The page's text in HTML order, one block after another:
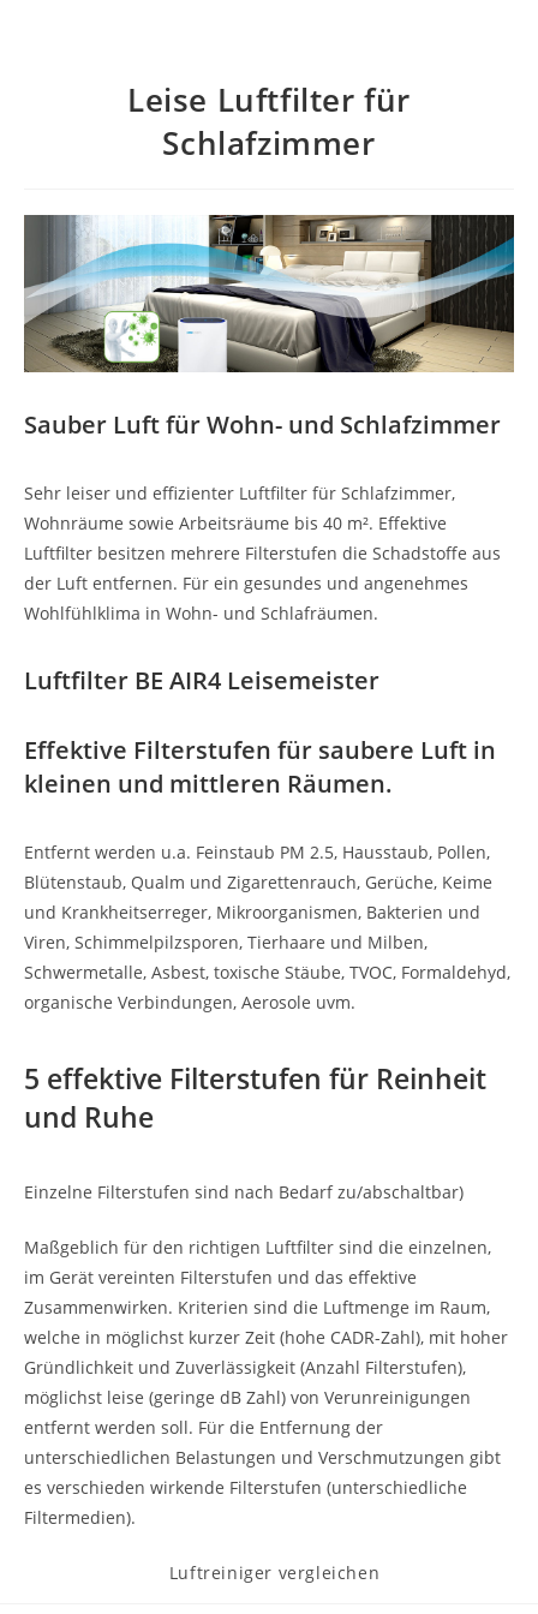
Leise Luftfilter für
Schlafzimmer
Sauber Luft für Wohn- und Schlafzimmer
Sehr leiser und effizienter Luftfilter für Schlafzimmer,
Wohnräume sowie Arbeitsräume bis 40 m². Effektive
Luftfilter besitzen mehrere Filterstufen die Schadstoffe aus
der Luft entfernen. Für ein gesundes und angenehmes
Wohlfühlklima in Wohn- und Schlafräumen.
Luftfilter BE AIR4 Leisemeister
Effektive Filterstufen für saubere Luft in
kleinen und mittleren Räumen.
Entfernt werden u.a. Feinstaub PM 2.5, Hausstaub, Pollen,
Blütenstaub, Qualm und Zigarettenrauch, Gerüche, Keime
und Krankheitserreger, Mikroorganismen, Bakterien und
Viren, Schimmelpilzsporen, Tierhaare und Milben,
Schwermetalle, Asbest, toxische Stäube, TVOC, Formaldehyd,
organische Verbindungen, Aerosole uvm.
5 effektive Filterstufen für Reinheit
und Ruhe
Einzelne Filterstufen sind nach Bedarf zu/abschaltbar)
Maßgeblich für den richtigen Luftfilter sind die einzelnen,
im Gerät vereinten Filterstufen und das effektive
Zusammenwirken. Kriterien sind die Luftmenge im Raum,
welche in möglichst kurzer Zeit (hohe CADR-Zahl), mit hoher
Gründlichkeit und Zuverlässigkeit (Anzahl Filterstufen),
möglichst leise (geringe dB Zahl) von Verunreinigungen
entfernt werden soll. Für die Entfernung der
unterschiedlichen Belastungen und Verschmutzungen gibt
es verschieden wirkende Filterstufen (unterschiedliche
Filtermedien).
Beitrags-
Luftreiniger vergleichen